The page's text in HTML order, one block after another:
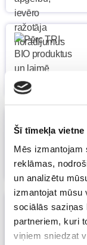
Šī tīmekļa
Mēs izmantojam
reklāmas,
un analizētu
izmantojat mūsu
sociālās saziņas
partneriem, kuri
viņiem sniedzat